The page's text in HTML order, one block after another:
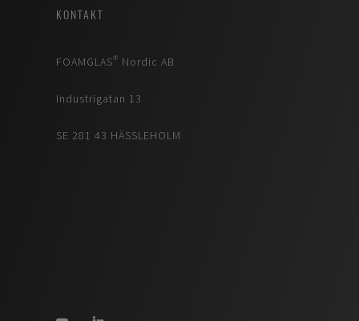
KONTAKT
FOAMGLAS® Nordic AB
Industrigatan 13
SE 281 43 HÄSSLEHOLM